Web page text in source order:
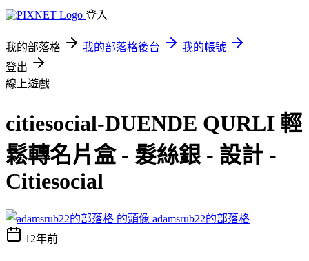
登入
我的部落格 我的部落格後台
我的帳號
登出
線上遊戲
citiesocial-DUENDE QURLI 輕
鬆轉名片盒 - 髮絲銀 - 設計 -
Citiesocial
adamsrub22的部落格
12年前